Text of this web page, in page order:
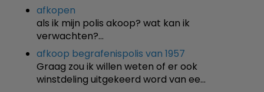
afkopen
als ik mijn polis akoop? wat kan ik
verwachten?…
afkoop begrafenispolis van 1957
Graag zou ik willen weten of er ook
winstdeling uitgekeerd word van ee…